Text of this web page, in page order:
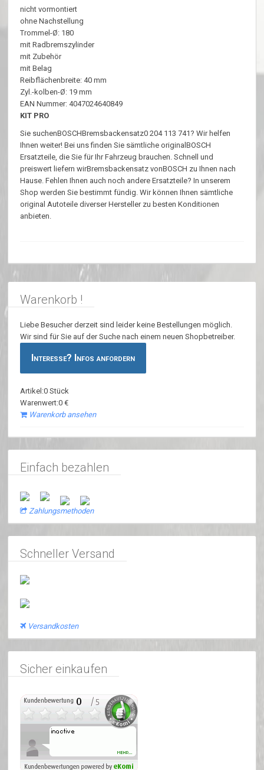
nicht vormontiert
ohne Nachstellung
Trommel-Ø: 180
mit Radbremszylinder
mit Zubehör
mit Belag
Reibflächenbreite: 40 mm
Zyl.-kolben-Ø: 19 mm
EAN Nummer: 4047024640849
KIT PRO
Sie suchenBOSCHBremsbackensatz0 204 113 741? Wir helfen
Ihnen weiter! Bei uns finden Sie sämtliche originalBOSCH
Ersatzteile, die Sie für Ihr Fahrzeug brauchen. Schnell und
preiswert liefern wirBremsbackensatz vonBOSCH zu Ihnen nach
Hause. Fehlen Ihnen auch noch andere Ersatzteile? In unserem
Shop werden Sie bestimmt fündig. Wir können Ihnen sämtliche
original Autoteile diverser Hersteller zu besten Konditionen
anbieten.
Warenkorb !
Liebe Besucher derzeit sind leider keine Bestellungen möglich.
Wir sind für Sie auf der Suche nach einem neuen Shopbetreiber.
Interesse? Infos anfordern
Artikel:0 Stück
Warenwert:0 €
Warenkorb ansehen
Einfach bezahlen
Zahlungsmethoden
Schneller Versand
Versandkosten
Sicher einkaufen